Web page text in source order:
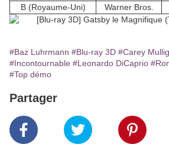
B (Royaume-Uni)
Warner Bros.
#Baz Luhrmann #Blu-ray 3D #Carey
#Incontournable #Leonardo DiCaprio
#Top démo
Partager